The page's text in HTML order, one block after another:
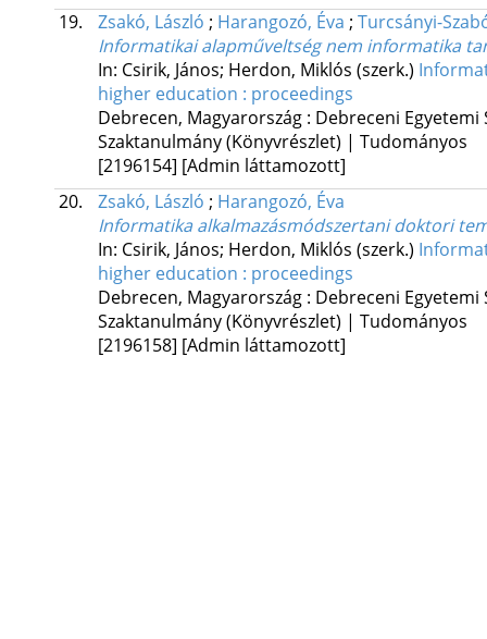
19.
Zsakó, László ; Harangozó, Éva ; Turcsányi-
Informatikai alapműveltség nem informatika
In: Csirik, János; Herdon, Miklós (szerk.)
higher education : proceedings
Debrecen, Magyarország : Debreceni Egyetemi
Szaktanulmány (Könyvrészlet) | Tudományos
[2196154] [Admin láttamozott]
20.
Zsakó, László ; Harangozó, Éva
Informatika alkalmazásmódszertani doktori
In: Csirik, János; Herdon, Miklós (szerk.)
higher education : proceedings
Debrecen, Magyarország : Debreceni Egyetemi
Szaktanulmány (Könyvrészlet) | Tudományos
[2196158] [Admin láttamozott]